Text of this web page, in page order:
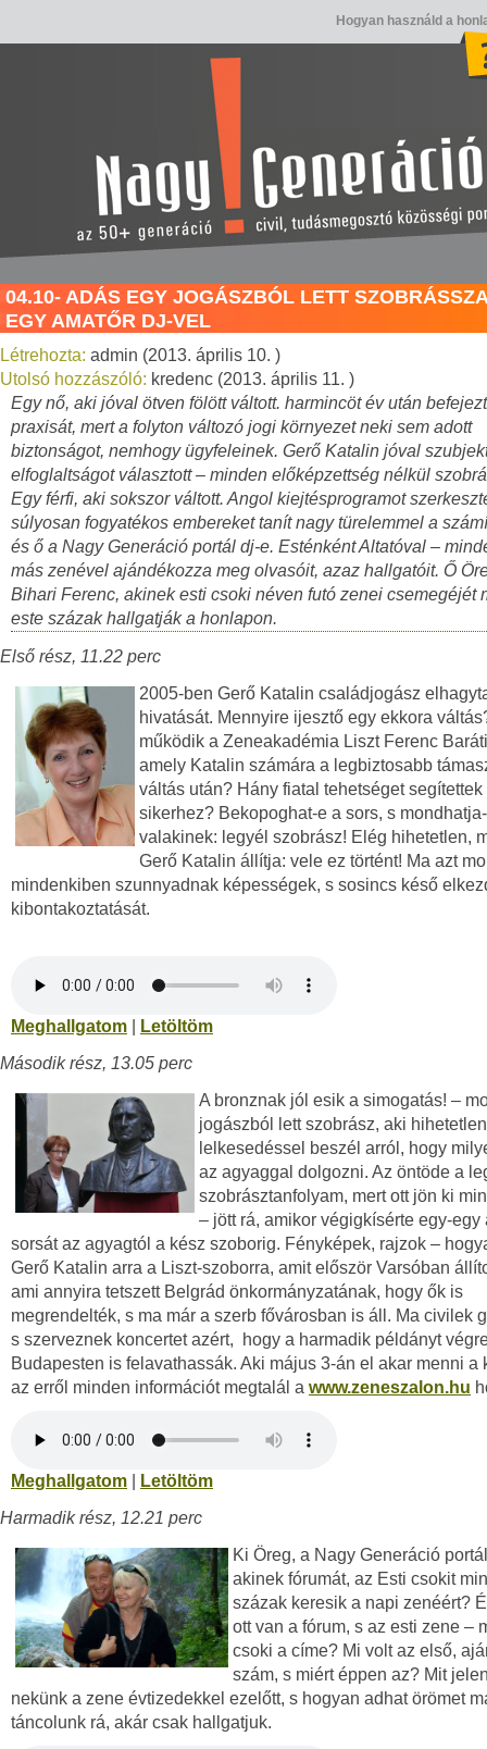
Hogyan használd a
04.10- ADÁS EGY JOGÁSZBÓL LETT
EGY AMATŐR DJ-VEL
Létrehozta: admin (2013. április 10. )
Utolsó hozzászóló: kredenc (2013. április 11. )
Egy nő, aki jóval ötven fölött váltott. harmincöt év után
praxisát, mert a folyton változó jogi környezet neki sem adott
biztonságot, nemhogy ügyfeleinek. Gerő Katalin jóval
elfoglaltságot választott – minden előképzettség nélkül
Egy férfi, aki sokszor váltott. Angol kiejtésprogramot
súlyosan fogyatékos embereket tanít nagy türelemmel a
és ő a Nagy Generáció portál dj-e. Esténként Altatóval –
más zenével ajándékozza meg olvasóit, azaz hallgatóit. Ő
Bihari Ferenc, akinek esti csoki néven futó zenei csemegéjét
este százak hallgatják a honlapon.
Első rész, 11.22 perc
2005-ben Gerő Katalin családjogász
hivatását. Mennyire ijesztő egy ekkora
működik a Zeneakadémia Liszt Ferenc
amely Katalin számára a legbiztosabb
váltás után? Hány fiatal tehetséget segítettek
sikerhez? Bekopoghat-e a sors, s
valakinek: legyél szobrász! Elég hihetetlen,
Gerő Katalin állítja: vele ez történt! Ma azt
mindenkiben szunnyadnak képességek, s sosincs késő
kibontakoztatását.
Meghallgatom
Letöltöm
Második rész, 13.05 perc
A bronznak jól esik a simogatás! –
jogászból lett szobrász, aki hihetetlen
lelkesedéssel beszél arról, hogy
az agyaggal dolgozni. Az öntöde a
szobrásztanfolyam, mert ott jön ki
– jött rá, amikor végigkísérte egy-egy
sorsát az agyagtól a kész szoborig. Fényképek, rajzok –
Gerő Katalin arra a Liszt-szoborra, amit először Varsóban
ami annyira tetszett Belgrád önkormányzatának, hogy ők is
megrendelték, s ma már a szerb fővárosban is áll. Ma civilek
s szerveznek koncertet azért, hogy a harmadik példányt
Budapesten is felavathassák. Aki május 3-án el akar menni a
az erről minden információt megtalál a www.zeneszalon.hu
Meghallgatom
Letöltöm
Harmadik rész, 12.21 perc
Ki Öreg, a Nagy Generáció
akinek fórumát, az Esti csokit
százak keresik a napi zenéért?
ott van a fórum, s az esti zene –
csoki a címe? Mi volt az első,
szám, s miért éppen az? Mit
nekünk a zene évtizedekkel ezelőtt, s hogyan adhat örömet
táncolunk rá, akár csak hallgatjuk.